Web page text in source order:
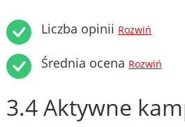
Liczba opinii Rozwiń
Średnia ocena Rozwiń
3.4 Aktywne